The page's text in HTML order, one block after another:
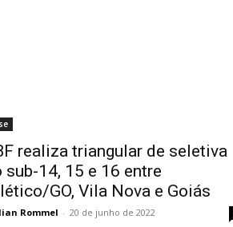
realiza triangular de seletiva
sub-14, 15 e 16 entre
GO, Vila Nova e Goiás
Rommel - 20 de junho de 2022